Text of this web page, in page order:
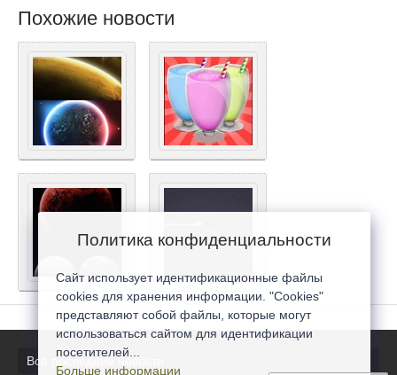
Похожие новости
Все последние новости
Политика конфиденциальности
Сайт использует идентификационные файлы
cookies для хранения информации. "Cookies"
представляют собой файлы, которые могут
использоваться сайтом для идентификации
посетителей...
Больше информации